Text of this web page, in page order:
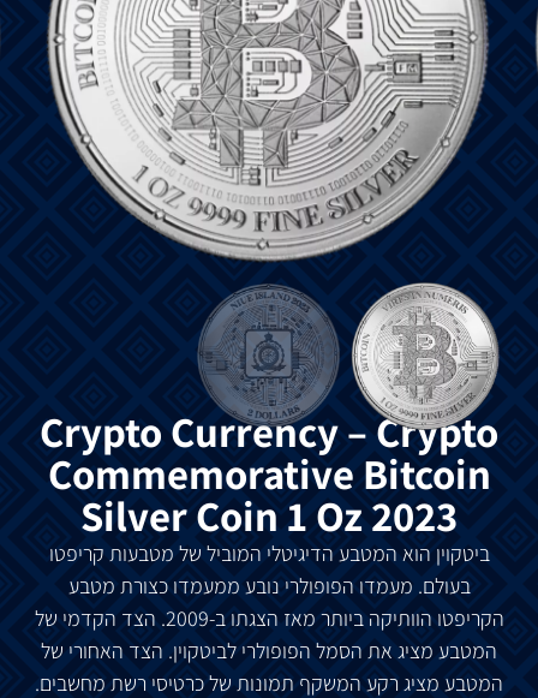
Crypto Currency – Crypto
Commemorative Bitcoin
Silver Coin 1 Oz 2023
ביטקוין הוא המטבע הדיגיטלי המוביל של מטבעות קריפטו
בעולם. מעמדו הפופולרי נובע ממעמדו כצורת מטבע
הקריפטו הוותיקה ביותר מאז הצגתו ב-2009. הצד הקדמי של
המטבע מציג את הסמל הפופולרי לביטקוין. הצד האחורי של
המטבע מציג רקע המשקף תמונות של כרטיסי רשת מחשבים.